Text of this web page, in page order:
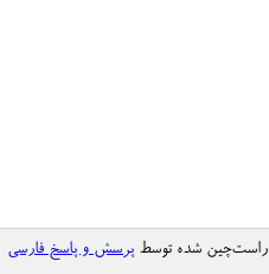
راست‌چین شده توسط پرسش و پاسخ فارسی